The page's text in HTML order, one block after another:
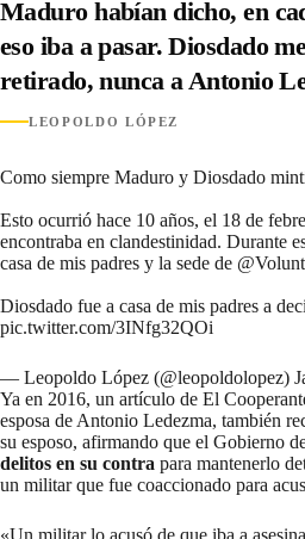
Maduro habían dicho, en
eso iba a pasar. Diosdado
retirado, nunca a Antonio
LEOPOLDO LÓPEZ
Como siempre Maduro y Diosdado
Esto ocurrió hace 10 años, el 18 de
encontraba en clandestinidad. Durante
casa de mis padres y la sede de
Diosdado fue a casa de mis padres a
pic.twitter.com/3INfg32QOi
— Leopoldo López (@leopoldolopez)
Ya en 2016, un artículo de El
esposa de Antonio Ledezma, también
su esposo, afirmando que el Gobierno
delitos en su contra para mantenerlo
un militar que fue coaccionado para
«Un militar lo acusó de que iba a